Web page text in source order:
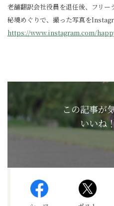
老舗翻訳会社役員を退任後、フリー
秘境めぐりで、撮った写真を
https://www.instagram.com/
この記事が
いいね